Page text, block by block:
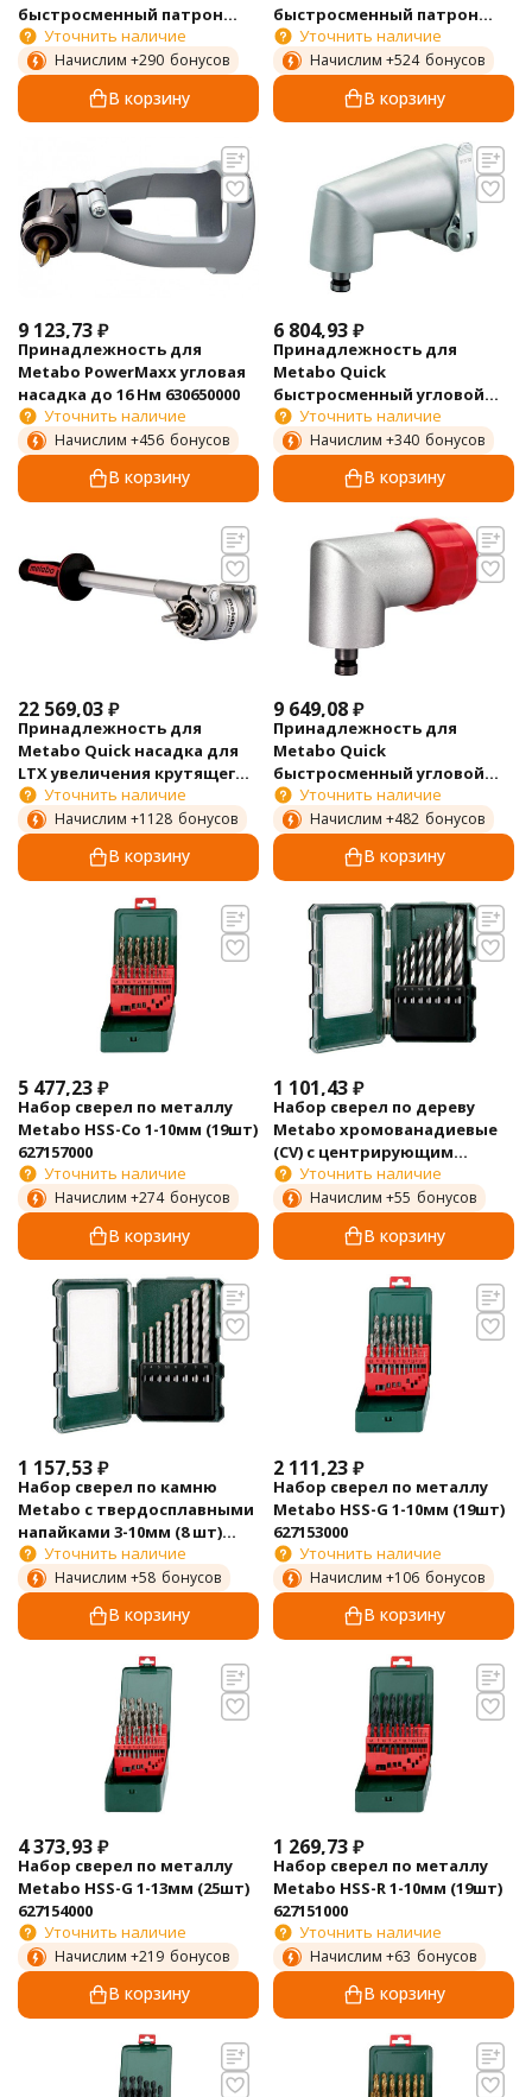
быстросменный патрон
Futuro Plus H1 R+L 1-10мм
627259000
Уточнить наличие
Начислим +290 бонусов
В корзину
быстросменный патрон
Futuro Plus S1 M 1,5-13мм
627240000
Уточнить наличие
Начислим +524 бонусов
В корзину
9 123,73₽
Принадлежность для
Metabo PowerMaxx угловая
насадка до 16 Нм 630650000
Уточнить наличие
Начислим +456 бонусов
В корзину
6 804,93₽
Принадлежность для
Metabo Quick
быстросменный угловой
переходник для LTX до 110
Нм 627242000
Уточнить наличие
Начислим +340 бонусов
В корзину
22 569,03₽
Принадлежность для
Metabo Quick насадка для
LTX увеличения крутящего
момента PowerX3 627256000
Уточнить наличие
Начислим +1128 бонусов
В корзину
9 649,08₽
Принадлежность для
Metabo Quick
быстросменный угловой
переходник до 100 Нм
627077000
Уточнить наличие
Начислим +482 бонусов
В корзину
5 477,23₽
Набор сверел по металлу
Metabo HSS-Co 1-10мм (19шт)
627157000
Уточнить наличие
Начислим +274 бонусов
В корзину
1 101,43₽
Набор сверел по дереву
Metabo хромованадиевые
(CV) с центрирующим
острием 3-10мм (8 шт)
626705000
Уточнить наличие
Начислим +55 бонусов
В корзину
1 157,53₽
Набор сверел по камню
Metabo с твердосплавными
напайками 3-10мм (8 шт)
626706000
Уточнить наличие
Начислим +58 бонусов
В корзину
2 111,23₽
Набор сверел по металлу
Metabo HSS-G 1-10мм (19шт)
627153000
Уточнить наличие
Начислим +106 бонусов
В корзину
4 373,93₽
Набор сверел по металлу
Metabo HSS-G 1-13мм (25шт)
627154000
Уточнить наличие
Начислим +219 бонусов
В корзину
1 269,73₽
Набор сверел по металлу
Metabo HSS-R 1-10мм (19шт)
627151000
Уточнить наличие
Начислим +63 бонусов
В корзину